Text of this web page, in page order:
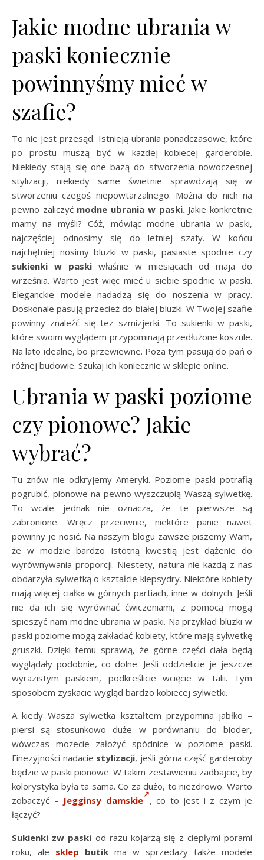
Jakie modne ubrania w
paski koniecznie
powinnyśmy mieć w
szafie?
To nie jest przesąd. Istnieją ubrania ponadczasowe, które
po prostu muszą być w każdej kobiecej garderobie.
Niekiedy stają się one bazą do stworzenia nowoczesnej
stylizacji, niekiedy same świetnie sprawdzają się w
stworzeniu czegoś niepowtarzalnego. Można do nich na
pewno zaliczyć modne ubrania w paski.Jakie konkretnie
mamy na myśli? Cóż, mówiąc modne ubrania w paski,
najczęściej odnosimy się do letniej szafy. W końcu
najchętniej nosimy bluzki w paski, pasiaste spodnie czy
sukienki w paski właśnie w miesiącach od maja do
września. Warto jest więc mieć u siebie spodnie w paski.
Eleganckie modele nadadzą się do noszenia w pracy.
Doskonale pasują przecież do białej bluzki. W Twojej szafie
powinny znaleźć się też szmizjerki. To sukienki w paski,
które swoim wyglądem przypominają przedłużone koszule.
Na lato idealne, bo przewiewne. Poza tym pasują do pań o
różnej budowie. Szukaj ich koniecznie w sklepie online.
Ubrania w paski poziome
czy pionowe? Jakie
wybrać?
Tu znów nie odkryjemy Ameryki. Poziome paski potrafią
pogrubić, pionowe na pewno wyszczuplą Waszą sylwetkę.
To wcale jednak nie oznacza, że te pierwsze są
zabronione. Wręcz przeciwnie, niektóre panie nawet
powinny je nosić. Na naszym blogu zawsze piszemy Wam,
że w modzie bardzo istotną kwestią jest dążenie do
wyrównywania proporcji. Niestety, natura nie każdą z nas
obdarzyła sylwetką o kształcie klepsydry. Niektóre kobiety
mają więcej ciałka w górnych partiach, inne w dolnych. Jeśli
nie da ich się wyrównać ćwiczeniami, z pomocą mogą
spieszyć nam modne ubrania w paski. Na przykład bluzki w
paski poziome mogą zakładać kobiety, które mają sylwetkę
gruszki. Dzięki temu sprawią, że górne części ciała będą
wyglądały podobnie, co dolne. Jeśli oddzielicie je jeszcze
wyrazistym paskiem, podkreślicie wcięcie w talii. Tym
sposobem zyskacie wygląd bardzo kobiecej sylwetki.
A kiedy Wasza sylwetka kształtem przypomina jabłko –
piersi są stosunkowo duże w porównaniu do bioder,
wówczas możecie założyć spódnice w poziome paski.
Finezyjności nadacie stylizacji, jeśli górna część garderoby
będzie w paski pionowe. W takim zestawieniu zadbajcie, by
kolorystyka była ta sama. Co za dużo, to niezdrowo. Warto
zobaczyć – Jegginsy damskie
, co to jest i z czym je
łączyć?
Sukienki zw paski od razu kojarzą się z ciepłymi porami
roku, ale sklep butik ma w sprzedaży także modele